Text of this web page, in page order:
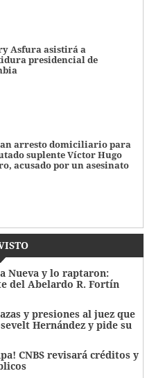
Asfura asistirá a
presidencial de
arresto domiciliario para
suplente Víctor Hugo
acusado por un asesinato
Nueva y lo raptaron:
del Abelardo R. Fortín
y presiones al juez que
Hernández y pide su
CNBS revisará créditos y